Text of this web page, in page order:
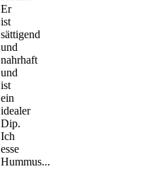
Er
ist
sättigend
und
nahrhaft
und
ist
ein
idealer
Dip.
Ich
esse
Hummus...